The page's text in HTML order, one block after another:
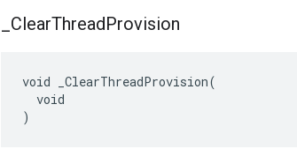
ClearThreadProvision
void _ClearThreadProvision(
  void
)